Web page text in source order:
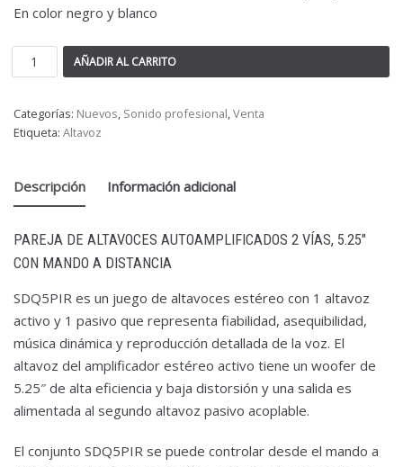
En color negro y blanco
AÑADIR AL CARRITO
Categorías: Nuevos Sonido profesional Venta
Etiqueta: Altavoz
Descripción Información adicional
PAREJA DE ALTAVOCES AUTOAMPLIFICADOS 2 VÍAS, 5.25″
CON MANDO A DISTANCIA
SDQ5PIR es un juego de altavoces estéreo con 1 altavoz
activo y 1 pasivo que representa fiabilidad, asequibilidad,
música dinámica y reproducción detallada de la voz. El
altavoz del amplificador estéreo activo tiene un woofer de
5.25″ de alta eficiencia y baja distorsión y una salida es
alimentada al segundo altavoz pasivo acoplable.
El conjunto SDQ5PIR se puede controlar desde el mando a